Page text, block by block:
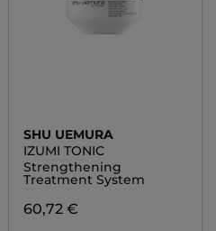
SHU UEMURA
IZUMI TONIC
Strengthening
Treatment System
60,72 €